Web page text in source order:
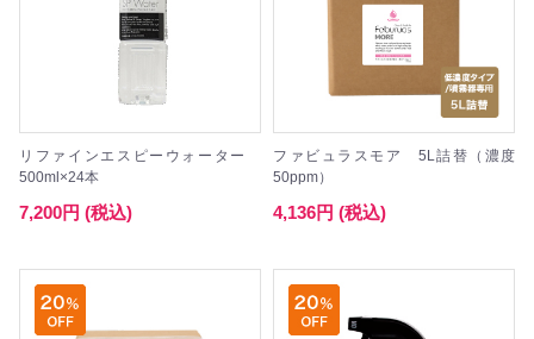
リファインエスピーウォーター
500ml×24本
7,200円 (税込)
ファビュラスモア 5L詰替（濃度
50ppm）
4,136円 (税込)